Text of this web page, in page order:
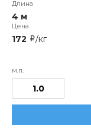
4 м
172 i/кг